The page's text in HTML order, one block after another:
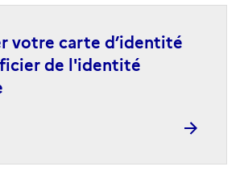
votre carte d’identité
de l'identité